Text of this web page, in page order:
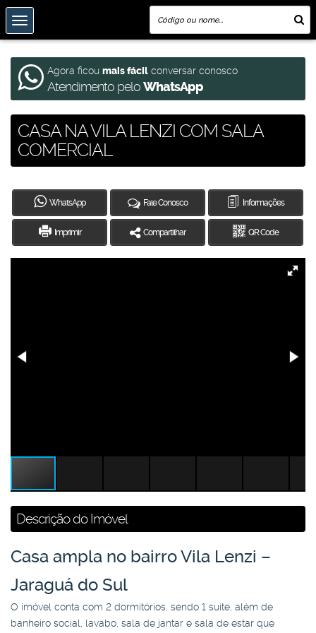
Agora ficou mais fácil conversar conosco
Atendimento peloWhatsApp
CASA NA VILA LENZI COM SALA
COMERCIAL
WhatsApp Fale Conosco Informações
Imprimir Compartilhar QR Code
Descrição do Imóvel
Casa ampla no bairro Vila Lenzi –
Jaraguá do Sul
O imóvel conta com 2 dormitórios, sendo 1 suíte, além de
banheiro social, lavabo, sala de jantar e sala de estar que